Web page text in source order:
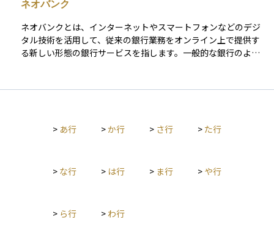
り低コストで利便性の高い形で個人にも提供されるようにな
り、金融の在り方を大きく変えています。投資初心者にとって
も、フィンテックを活用することで簡単に資産運用を始められ
る環境が整ってきています。
ネオバンク
ネオバンクとは、インターネットやスマートフォンなどのデジ
タル技術を活用して、従来の銀行業務をオンライン上で提供す
る新しい形態の銀行サービスを指します。一般的な銀行のよう
は銀行免許を持たず、既存の銀行と提携してサービスを提供す
を中心に注目を集めています。資産運用の面でも、スマホで簡
破綻時の預金保護制度などは提携先銀行に依存するため、利用
> あ行 >か行 > さ行 > た行
> な行 > は行 > ま行 > や行
> ら行 > わ行